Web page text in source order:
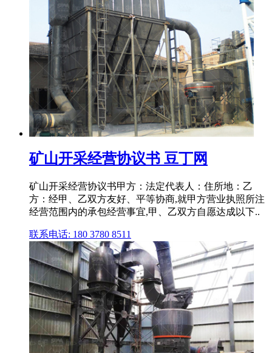
矿山开采经营协议书 豆丁网
矿山开采经营协议书甲方：法定代表人：住所地：乙
方：经甲、乙双方友好、平等协商,就甲方营业执照所注
经营范围内的承包经营事宜,甲、乙双方自愿达成以下..
联系电话: 180 3780 8511